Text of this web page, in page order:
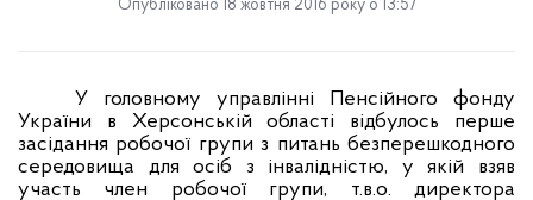
Опубліковано 18 жовтня 2016 року о 13:57
У головному управлінні Пенсійного фонду
України в Херсонській області відбулось перше
засідання робочої групи з питань безперешкодного
середовища для осіб з інвалідністю, у якій взяв
участь член робочої групи, т.в.о. директора